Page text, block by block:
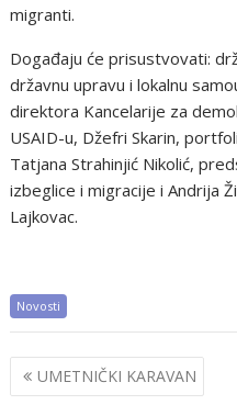
migranti.
Događaju će prisustvovati:
državnu upravu i lokalnu
direktora Kancelarije za
USAID-u, Džefri Skarin,
Tatjana Strahinjić Nikolić,
izbeglice i migracije i Andrija
Lajkovac.
Novosti
Post
navigation
UMETNIČKI KARAVAN